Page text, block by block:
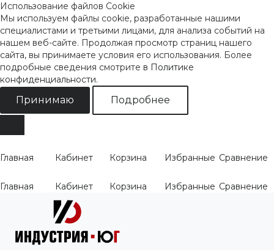
Использование файлов Cookie
Мы используем файлы cookie, разработанные нашими
специалистами и третьими лицами, для анализа событий на
нашем веб-сайте. Продолжая просмотр страниц нашего
сайта, вы принимаете условия его использования. Более
подробные сведения смотрите в Политике
конфиденциальности.
Принимаю Подробнее
Главная Кабинет Корзина Избранные Сравнение
Главная Кабинет Корзина Избранные Сравнение